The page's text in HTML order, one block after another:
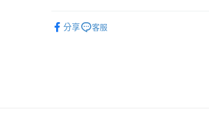
分享
客服